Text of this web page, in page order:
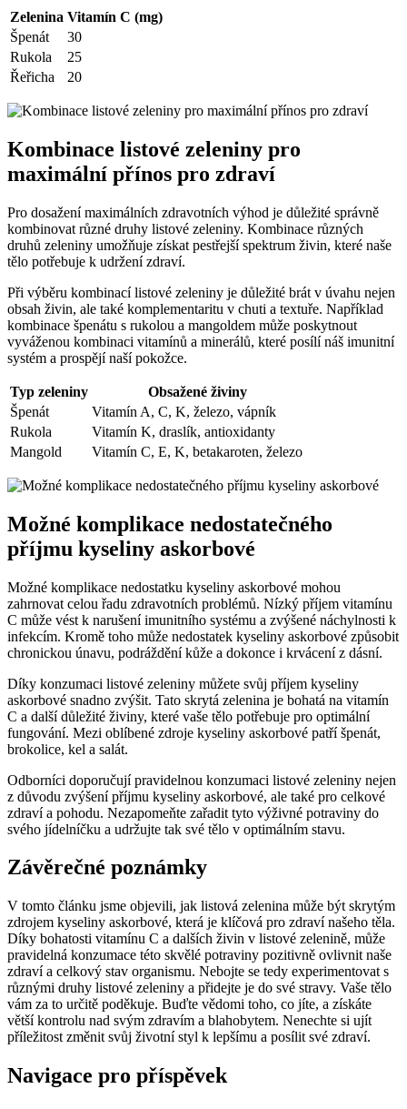
Zelenina Vitamín C (mg)
Špenát
30
Rukola
25
Řeřicha
20
Kombinace listové zeleniny pro
maximální přínos pro zdraví
Pro dosažení maximálních zdravotních výhod je důležité správně
kombinovat různé druhy listové zeleniny. Kombinace různých
druhů zeleniny umožňuje získat pestřejší spektrum živin, které naše
tělo potřebuje k udržení zdraví.
Při výběru kombinací listové zeleniny je důležité brát v úvahu nejen
obsah živin, ale také komplementaritu v chuti a textuře. Například
kombinace špenátu s rukolou a mangoldem může poskytnout
vyváženou kombinaci vitamínů a minerálů, které posílí náš imunitní
systém a prospějí naší pokožce.
Typ zeleniny
Obsažené živiny
Špenát
Vitamín A, C, K, železo, vápník
Rukola
Vitamín K, draslík, antioxidanty
Mangold
Vitamín C, E, K, betakaroten, železo
Možné komplikace nedostatečného
příjmu kyseliny askorbové
Možné komplikace nedostatku kyseliny askorbové mohou
zahrnovat celou řadu zdravotních problémů. Nízký příjem vitamínu
C může vést k narušení imunitního systému a zvýšené náchylnosti k
infekcím. Kromě toho může nedostatek kyseliny askorbové způsobit
chronickou únavu, podráždění kůže a dokonce i krvácení z dásní.
Díky konzumaci listové zeleniny můžete svůj příjem kyseliny
askorbové snadno zvýšit. Tato skrytá zelenina je bohatá na vitamín
C a další důležité živiny, které vaše tělo potřebuje pro optimální
fungování. Mezi oblíbené zdroje kyseliny askorbové patří špenát,
brokolice, kel a salát.
Odborníci doporučují pravidelnou konzumaci listové zeleniny nejen
z důvodu zvýšení příjmu kyseliny askorbové, ale také pro celkové
zdraví a pohodu. Nezapomeňte zařadit tyto výživné potraviny do
svého jídelníčku a udržujte tak své tělo v optimálním stavu.
Závěrečné poznámky
V tomto článku jsme objevili, jak listová zelenina může být skrytým
zdrojem kyseliny askorbové, která je klíčová pro zdraví našeho těla.
Díky bohatosti vitamínu C a dalších živin v listové zelenině, může
pravidelná konzumace této skvělé potraviny pozitivně ovlivnit naše
zdraví a celkový stav organismu. Nebojte se tedy experimentovat s
různými druhy listové zeleniny a přidejte je do své stravy. Vaše tělo
vám za to určitě poděkuje. Buďte vědomi toho, co jíte, a získáte
větší kontrolu nad svým zdravím a blahobytem. Nenechte si ujít
příležitost změnit svůj životní styl k lepšímu a posílit své zdraví.
Navigace pro příspěvek